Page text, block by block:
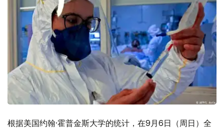
根据美国约翰·霍普金斯大学的统计，在9月6日（周日）全